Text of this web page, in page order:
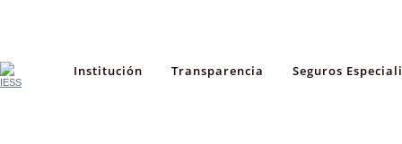
Institución Transparencia Seguros